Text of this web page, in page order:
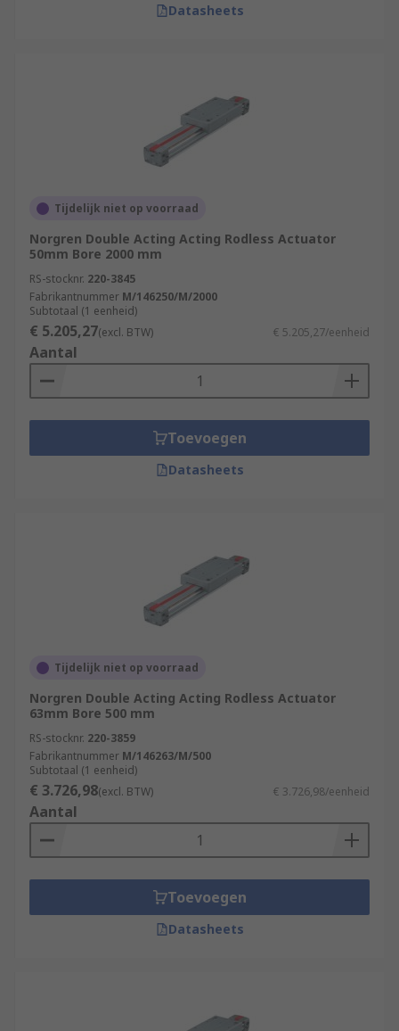
Datasheets
Tijdelijk niet op voorraad
Norgren Double Acting Acting Rodless Actuator
50mm Bore 2000 mm
RS-stocknr. 220-3845
Fabrikantnummer M/146250/M/2000
Subtotaal (1 eenheid)
€ 5.205,27(excl. BTW) € 5.205,27/eenheid
Aantal
Toevoegen
Datasheets
Tijdelijk niet op voorraad
Norgren Double Acting Acting Rodless Actuator
63mm Bore 500 mm
RS-stocknr. 220-3859
Fabrikantnummer M/146263/M/500
Subtotaal (1 eenheid)
€ 3.726,98(excl. BTW) € 3.726,98/eenheid
Aantal
Toevoegen
Datasheets